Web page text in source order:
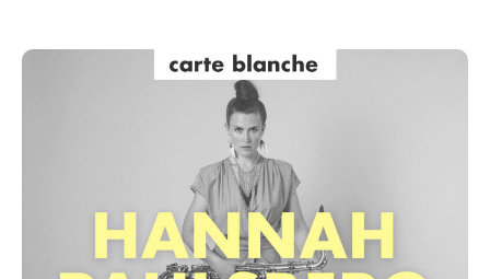
Page PagePage PagePage Page